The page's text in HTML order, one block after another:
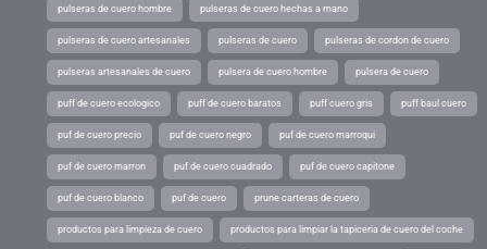
pulseras de cuero hombre pulseras de cuero hechas a mano
pulseras de cuero artesanales pulseras de cuero pulseras de cordon de cuero
pulseras artesanales de cuero pulsera de cuero hombre pulsera de cuero
puff de cuero ecologico puff de cuero baratos puff cuero gris puff baul cuero
puf de cuero precio puf de cuero negro puf de cuero marroqui
puf de cuero marron puf de cuero cuadrado puf de cuero capitone
puf de cuero blanco puf de cuero prune carteras de cuero
productos para limpieza de cuero productos para limpiar la tapiceria de cuero del coche